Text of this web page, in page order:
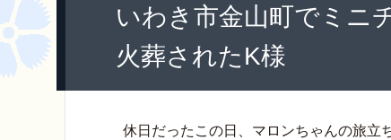
いわき市金山町でミニ
火葬されたK様
休日だったこの日、マロンちゃんの旅立